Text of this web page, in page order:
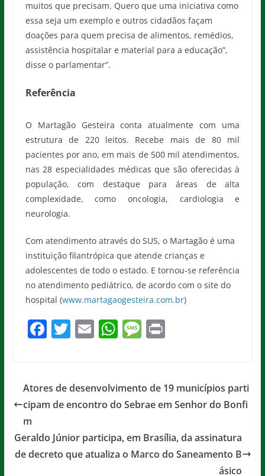
muitos que precisam. Quero que uma iniciativa como
essa seja um exemplo e outros cidadãos façam
doações para quem precisa de alimentos, remédios,
assistência hospitalar e material para a educação”,
disse o parlamentar”.
Referência
O Martagão Gesteira conta atualmente com uma
estrutura de 220 leitos. Recebe mais de 80 mil
pacientes por ano, em mais de 500 mil atendimentos,
nas 28 especialidades médicas que são oferecidas à
população, com destaque para áreas de alta
complexidade, como oncologia, cardiologia e
neurologia.
Com atendimento através do SUS, o Martagão é uma
instituição filantrópica que atende crianças e
adolescentes de todo o estado. E tornou-se referência
no atendimento pediátrico, de acordo com o site do
hospital (www.martagaogesteira.com.br)
F
e
b
o
k
T
er
E
l
W
s
A
p
M
a
g
Pr
Atores de desenvolvimento de 19 municípios parti
cipam de encontro do Sebrae em Senhor do Bonfi
m
Geraldo Júnior participa, em Brasília, da assinatura
de decreto que atualiza o Marco do Saneamento B
ásico